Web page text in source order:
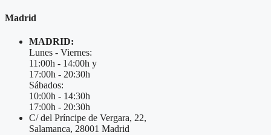
Madrid
MADRID:
Lunes - Viernes:
11:00h - 14:00h y
17:00h - 20:30h
Sábados:
10:00h - 14:30h
17:00h - 20:30h
C/ del Príncipe de Vergara, 22,
Salamanca, 28001 Madrid